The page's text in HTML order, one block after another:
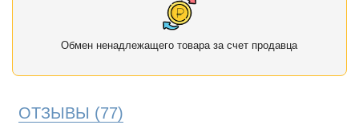
Обмен ненадлежащего товара за счет продавца
ОТЗЫВЫ (77)